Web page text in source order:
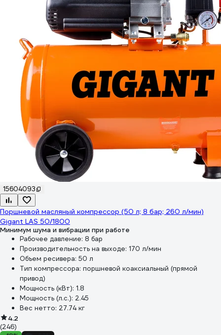
15604093
Поршневой масляный компрессор (50 л; 8 бар; 260 л/мин)
Gigant LAS 50/1800
Минимум шума и вибрации при работе
Рабочее давление: 8 бар
Производительность на выходе: 170 л/мин
Объем ресивера: 50 л
Тип компрессора: поршневой коаксиальный (прямой
привод)
Мощность (кВт): 1.8
Мощность (л.с.): 2.45
Вес нетто: 27.74 кг
4.2
(246)